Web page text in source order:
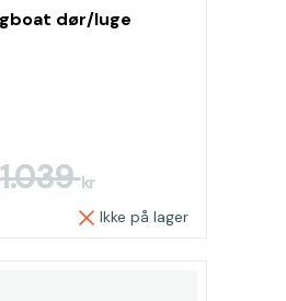
dør/luge
1.039kr
Ikke på lager